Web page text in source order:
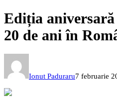
Ediția
20 de ani în
Ionut Paduraru7 februarie